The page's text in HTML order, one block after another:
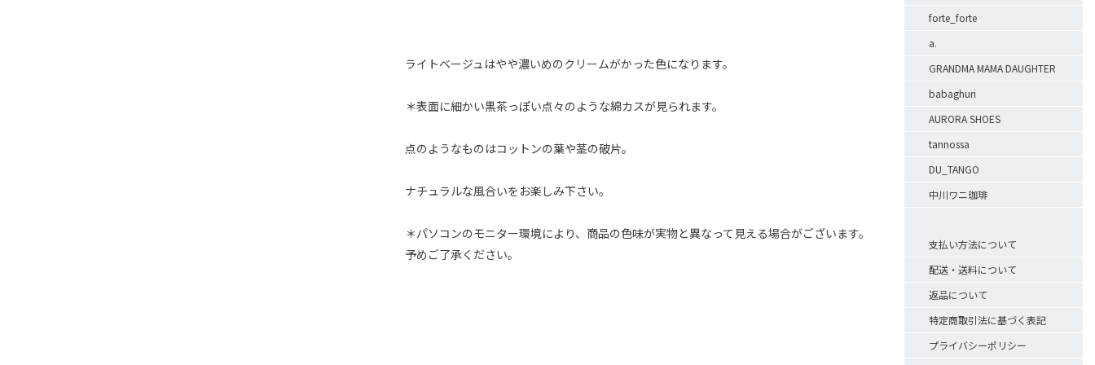
ライトベージュはやや濃いめのクリームがかった色になります。
＊表面に細かい黒茶っぽい点々のような綿カスが見られます。
点のようなものはコットンの葉や茎の破片。
ナチュラルな風合いをお楽しみ下さい。
＊パソコンのモニター環境により、商品の色味が実物と異なって見える場合がございます。
予めご了承ください。
forte_forte
a.
GRANDMA MAMA DAUGHTER
babaghuri
AURORA SHOES
tannossa
DU_TANGO
中川ワニ珈琲
支払い方法について
配送・送料について
返品について
特定商取引法に基づく表記
プライバシーポリシー